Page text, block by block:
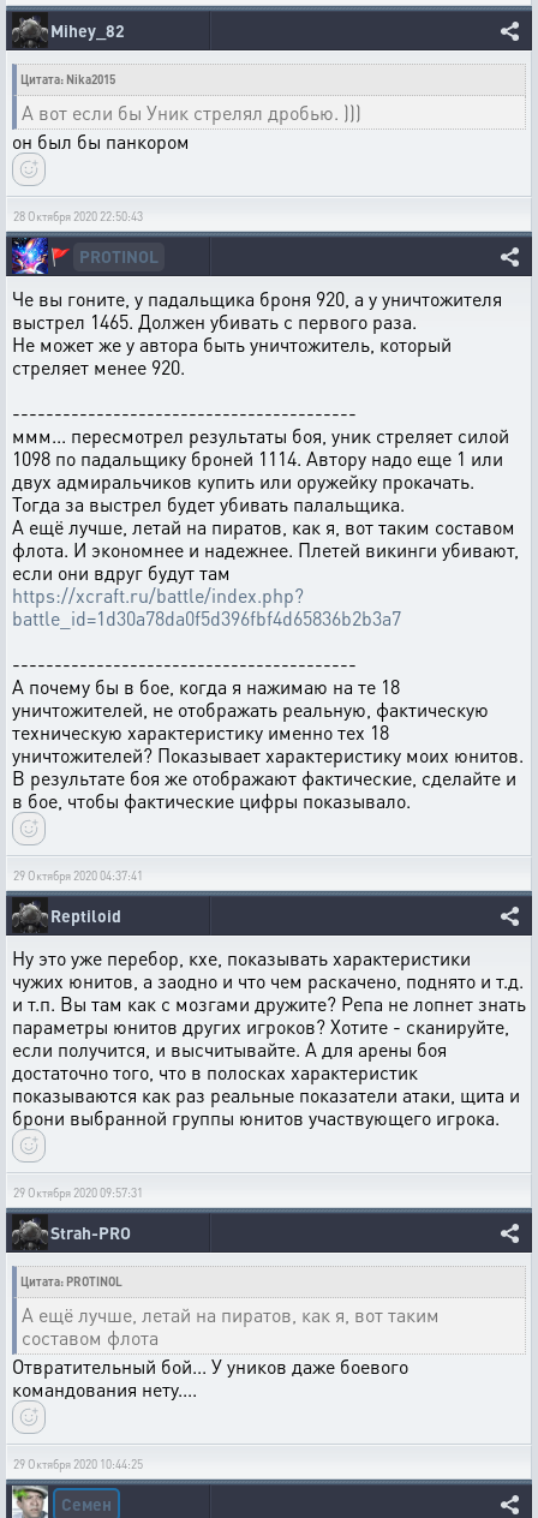
Mihey_82
Цитата: Nika2015
А вот если бы Уник стрелял дробью. )))
он был бы панкором
28 Октября 2020 22:50:43
🚩 PROTINOL
Че вы гоните, у падальщика броня 920, а у уничтожителя
выстрел 1465. Должен убивать с первого раза.
Не может же у автора быть уничтожитель, который
стреляет менее 920.
-----------------------------------------
ммм... пересмотрел результаты боя, уник стреляет силой
1098 по падальщику броней 1114. Автору надо еще 1 или
двух адмиральчиков купить или оружейку прокачать.
Тогда за выстрел будет убивать палальщика.
А ещё лучше, летай на пиратов, как я, вот таким составом
флота. И экономнее и надежнее. Плетей викинги убивают,
если они вдруг будут там
https://xcraft.ru/battle/index.php?
battle_id=1d30a78da0f5d396fbf4d65836b2b3a7
-----------------------------------------
А почему бы в бое, когда я нажимаю на те 18
уничтожителей, не отображать реальную, фактическую
техническую характеристику именно тех 18
уничтожителей? Показывает характеристику моих юнитов.
В результате боя же отображают фактические, сделайте и
в бое, чтобы фактические цифры показывало.
29 Октября 2020 04:37:41
Reptiloid
Ну это уже перебор, кхе, показывать характеристики
чужих юнитов, а заодно и что чем раскачено, поднято и т.д.
и т.п. Вы там как с мозгами дружите? Репа не лопнет знать
параметры юнитов других игроков? Хотите - сканируйте,
если получится, и высчитывайте. А для арены боя
достаточно того, что в полосках характеристик
показываются как раз реальные показатели атаки, щита и
брони выбранной группы юнитов участвующего игрока.
29 Октября 2020 09:57:31
Strah-PRO
Цитата: PROTINOL
А ещё лучше, летай на пиратов, как я, вот таким
составом флота
Отвратительный бой... У уников даже боевого
командования нету....
29 Октября 2020 10:44:25
Семен